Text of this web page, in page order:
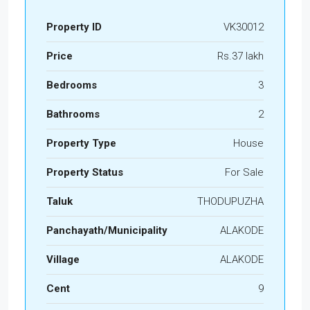
Property ID VK30012
Price Rs.37 lakh
Bedrooms 3
Bathrooms 2
Property Type House
Property Status For Sale
Taluk THODUPUZHA
Panchayath/Municipality ALAKODE
Village ALAKODE
Cent 9